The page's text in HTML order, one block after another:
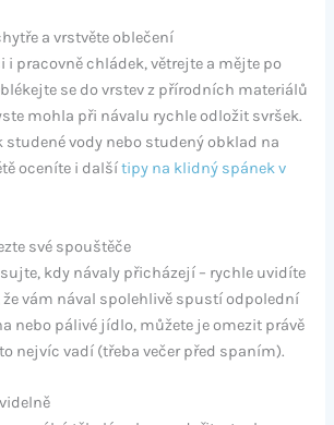
a vrstvěte oblečení
i pracovně chládek, větrejte a mějte po
se do vrstev z přírodních materiálů
mohla při návalu rychle odložit svršek.
studené vody nebo studený obklad na
oceníte i dalšítipy na klidný spánek v
své spouštěče
kdy návaly přicházejí – rychle uvidíte
že vám nával spolehlivě spustí odpolední
nebo pálivé jídlo, můžete je omezit právě
nejvíc vadí (třeba večer před spaním).